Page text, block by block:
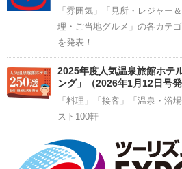
「雰囲気」「見所・レジャー
理・ご当地グルメ」の各カテ
を発表！
2025年度人気温泉旅館ホテ
ング」（2026年1月12日号発
「料理」「接客」「温泉・浴
スト100軒